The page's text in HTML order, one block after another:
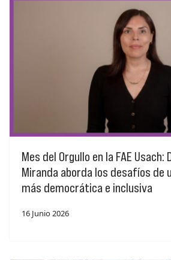
Mes del Orgullo en la FAE Usach:
Miranda aborda los desafíos de
más democrática e inclusiva
16 Junio 2026